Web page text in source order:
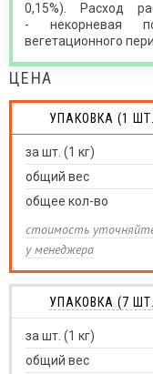
0,15%). Расход
- некорневая
вегетационного
ЦЕНА
УПАКОВКА (1
за шт. (1 кг)
общий вес
общее кол-во
стоимость
у менеджера
УПАКОВКА (7
за шт. (1 кг)
общий вес